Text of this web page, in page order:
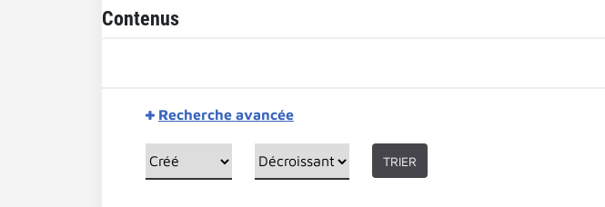
Contenus
Recherche avancée
TRIER